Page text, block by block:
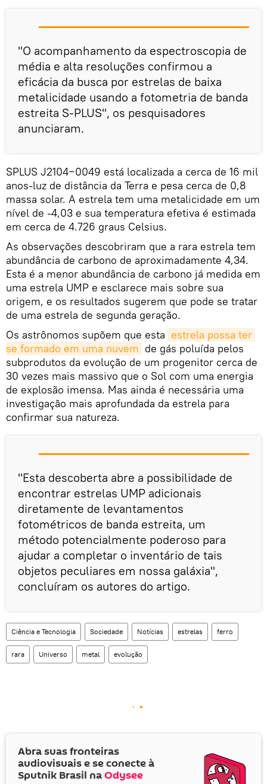
"O acompanhamento da espectroscopia de
média e alta resoluções confirmou a
eficácia da busca por estrelas de baixa
metalicidade usando a fotometria de banda
estreita S-PLUS", os pesquisadores
anunciaram.
SPLUS J2104−0049 está localizada a cerca de 16 mil
anos-luz de distância da Terra e pesa cerca de 0,8
massa solar. A estrela tem uma metalicidade em um
nível de -4,03 e sua temperatura efetiva é estimada
em cerca de 4.726 graus Celsius.
As observações descobriram que a rara estrela tem
abundância de carbono de aproximadamente 4,34.
Esta é a menor abundância de carbono já medida em
uma estrela UMP e esclarece mais sobre sua
origem, e os resultados sugerem que pode se tratar
de uma estrela de segunda geração.
Os astrônomos supõem que esta estrela possa ter
se formado em uma nuvem de gás poluída pelos
subprodutos da evolução de um progenitor cerca de
30 vezes mais massivo que o Sol com uma energia
de explosão imensa. Mas ainda é necessária uma
investigação mais aprofundada da estrela para
confirmar sua natureza.
"Esta descoberta abre a possibilidade de
encontrar estrelas UMP adicionais
diretamente de levantamentos
fotométricos de banda estreita, um
método potencialmente poderoso para
ajudar a completar o inventário de tais
objetos peculiares em nossa galáxia",
concluíram os autores do artigo.
Ciência e Tecnologia Sociedade Notícias estrelas ferro
rara Universo metal evolução
Abra suas fronteiras
audiovisuais e se conecte à
Sputnik Brasil naOdysee